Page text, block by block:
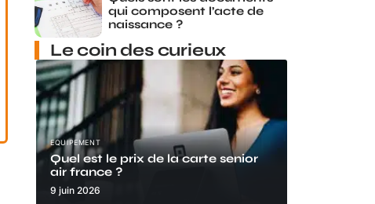
qui composent l’acte de
naissance ?
Le coin des curieux
EQUIPEMENT
Quel est le prix de la carte senior
air france ?
9 juin 2026